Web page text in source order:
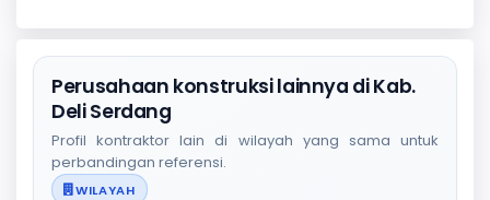
Perusahaan konstruksi lainnya di Kab.
Deli Serdang
Profil kontraktor lain di wilayah yang sama untuk
perbandingan referensi.
WILAYAH